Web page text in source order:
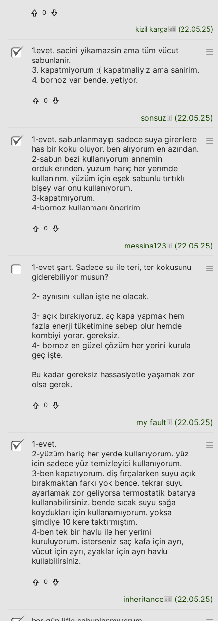
0
kizil karga (22.05.25)
1.evet. sacini yikamazsin ama tüm vücut
sabunlanir.
3. kapatmiyorum :( kapatmaliyiz ama sanirim.
4. bornoz var bende. yetiyor.
0
sonsuz (22.05.25)
1-evet. sabunlanmayıp sadece suya girenlere
has bir koku oluyor. ben alıyorum en azından.
2-sabun bezi kullanıyorum annemin
ördüklerinden. yüzüm hariç her yerimde
kullanırım. yüzüm için eşek sabunlu tırtıklı
bişey var onu kullanıyorum.
3-kapatmıyorum.
4-bornoz kullanmanı öneririm
0
messina123 (22.05.25)
1-evet şart. Sadece su ile teri, ter kokusunu
giderebiliyor musun?
2- aynısını kullan işte ne olacak.
3- açık bırakıyoruz. aç kapa yapmak hem
fazla enerji tüketimine sebep olur hemde
kombiyi yorar. gereksiz.
4- bornoz en güzel çözüm her yerini kurula
geç işte.
Bu kadar gereksiz hassasiyetle yaşamak zor
olsa gerek.
0
my fault (22.05.25)
1-evet.
2-yüzüm hariç her yerde kullanıyorum. yüz
için sadece yüz temizleyici kullanıyorum.
3-ben kapatıyorum. diş fırçalarken suyu açık
bırakmaktan farkı yok bence. tekrar suyu
ayarlamak zor geliyorsa termostatik batarya
kullanabilirsiniz. bende sıcak suyu sağa
koydukları için kullanamıyorum. yoksa
şimdiye 10 kere taktırmıştım.
4-ben tek bir havlu ile her yerimi
kuruluyorum. isterseniz saç kafa için ayrı,
vücut için ayrı, ayaklar için ayrı havlu
kullabilirsiniz.
0
inheritance (22.05.25)